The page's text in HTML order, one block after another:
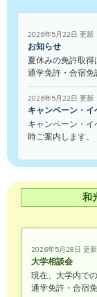
2026年5月22日 更新
お知らせ
夏休みの免許取得
通学免許・合宿免
2026年5月22日 更新
キャンペーン・イ
キャンペーン・
時ご案内します。
和
2026年5月28日 更新
大学相談会
現在、大学内で
通学免許・合宿